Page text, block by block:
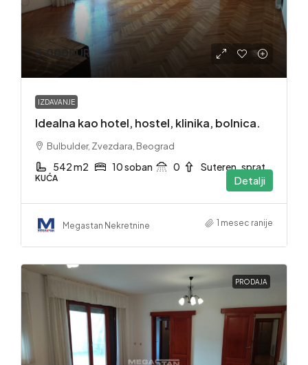
3,000EUR
IZDAVANJE
Idealna kao hotel, hostel, klinika, bolnica.
Bulbulder, Zvezdara, Beograd
542 m2 10 soban 0 Suteren. sprat
KUĆA Detalji
Megastan Nekretnine 1 mesec ranije
PRODAJA